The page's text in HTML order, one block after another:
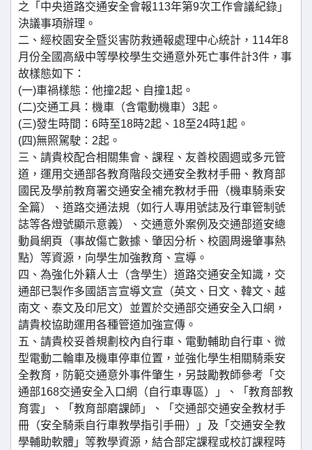
之「中央道路交通安全會報113年第9次工作會議紀錄」
決議事項辦理。
二、經校園安全暨災害防救通報處理中心統計，114年8
月份全國高級中等學校學生交通意外死亡事件計3件，事
故樣態如下：
(一)車禍樣態：他撞2起、自撞1起。
(二)交通工具：機車（含電動機車）3起。
(三)發生時間：6時至18時2起、18至24時1起。
(四)無照駕駛：2起。
三、請貴校配合相關集會、課程、友善校園週或多元管
道，運用交通部各教育階段交通安全教材手冊、教育部
國民及學前教育署交通安全補充教材手冊（機車騎乘安
全篇）、道路交通法規（如行人專用號誌及行車管制號
誌等各燈號顯示意義）、交通意外案例及交通部道安總
動員網頁（事故傷亡數據、肇因分析、校園周邊肇事熱
點）等資源，向學生加強教育、宣導。
四、為強化外籍人士（含學生）道路交通安全知識，交
通部已製作多國語言宣導文宣（英文、日文、韓文、越
南文、泰文及印尼文）並置於交通部交通安全入口網，
請貴校協助運用各種管道加強宣傳。
五、請貴校妥善規劃校內自行車、電動輔助自行車、微
型電動二輪車及機車停車位置，並強化學生相關騎乘安
全教育，防範交通意外事件肇生，另鼓勵教師參考「交
通部168交通安全入口網（自行車專區）」、「教育部教
育雲」、「教育部磨課師」、「交通部交通安全教材手
冊（安全騎乘自行車教學指引手冊）」及「交通安全教
學輔助軟體」等教學資源，結合部定課程或校訂課程時